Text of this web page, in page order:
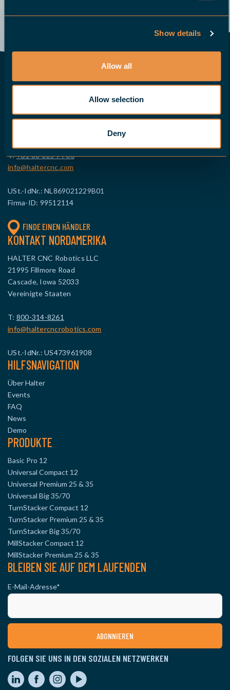
Show details
Allow all
Allow selection
Deny
KONTAKT EUROPA
HALTER CNC Automation B.V.
3861 SN Nijkerk
T:+31 88 015 74 00
info@haltercnc.com
USt.-IdNr.: NL869021229B01
Firma-ID: 99512114
FINDE EINEN HÄNDLER
KONTAKT NORDAMERIKA
HALTER CNC Robotics LLC
21995 Fillmore Road
Cascade, Iowa 52033
Vereinigte Staaten
T: 800-314-8261
info@haltercncrobotics.com
USt.-IdNr.: US473961908
HILFSNAVIGATION
Über Halter
Events
FAQ
News
Demo
PRODUKTE
Basic Pro 12
Universal Compact 12
Universal Premium 25 & 35
Universal Big 35/70
TurnStacker Compact 12
TurnStacker Premium 25 & 35
TurnStacker Big 35/70
MillStacker Compact 12
MillStacker Premium 25 & 35
BLEIBEN SIE AUF DEM LAUFENDEN
E-Mail-Adresse*
FOLGEN SIE UNS IN DEN SOZIALEN NETZWERKEN